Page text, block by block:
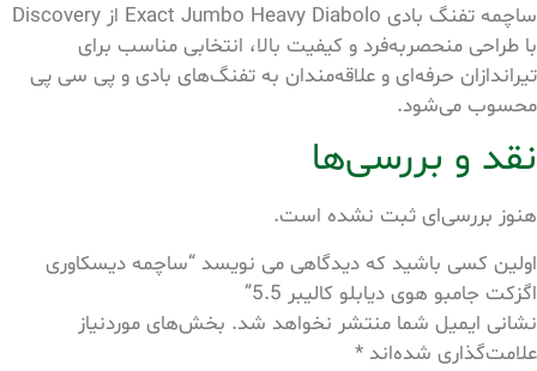
ساچمه تفنگ بادی Exact Jumbo Heavy Diabolo از Discovery
با طراحی منحصربه‌فرد و کیفیت بالا، انتخابی مناسب برای
تیراندازان حرفه‌ای و علاقه‌مندان به تفنگ‌های بادی و پی سی پی
محسوب می‌شود.
نقد و بررسی‌ها
هنوز بررسی‌ای ثبت نشده است.
اولین کسی باشید که دیدگاهی می نویسد “ساچمه دیسکاوری
اگزکت جامبو هوی دیابلو کالیبر 5.5”
نشانی ایمیل شما منتشر نخواهد شد. بخش‌های موردنیاز
علامت‌گذاری شده‌اند *